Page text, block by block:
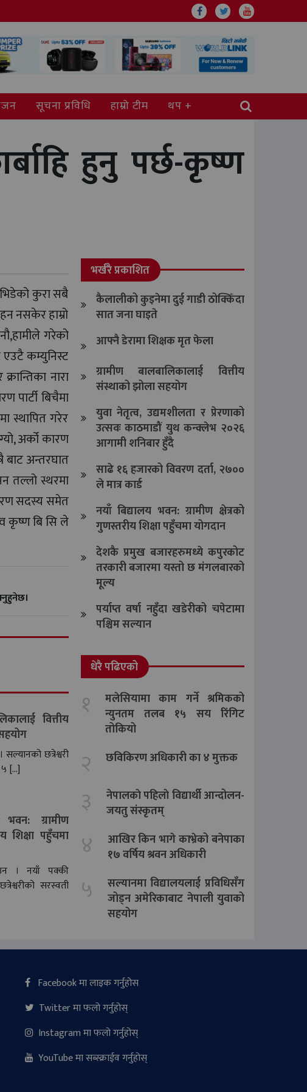
सूचना प्रविधि हाम्रो टीम थप
हुनु पर्छ-कृष्ण
कुरा सबै
नसकेर हाम्रो
गरेको
एउटै कम्युनिस्ट
नारा
पार्टी बिचैमा
स्थापित गरेर
अर्को कारण
बाट अन्तरघात
तल्लो स्थरमा
सदस्य समेत
कृष्ण बि सि ले
वित्तीय
छत्रेश्वरी
५ […]
भवन: ग्रामीण
शिक्षा पहुँचमा
। नयाँ पक्की
सरस्वती
भर्खरै प्रकाशित
कैलालीको कुइनेमा दुई गाडी ठोक्किँदा
सात जना घाइते
आफ्नै डेरामा शिक्षक मृत फेला
ग्रामीण बालबालिकालाई वित्तीय
संस्थाको झोला सहयोग
युवा नेतृत्व, उद्यमशीलता र प्रेरणाको
उत्सवः काठमाडौं युथ कन्क्लेभ २०२६
आगामी शनिबार हुँदै
साढे १६ हजारको विवरण दर्ता, २७००
ले मात्र कार्ड
नयाँ बिद्यालय भवन: ग्रामीण क्षेत्रको
गुणस्तरीय शिक्षा पहुँचमा योगदान
देशकै प्रमुख बजारहरुमध्ये कपुरकोट
तरकारी बजारमा यस्तो छ मंगलबारको
मूल्य
पर्याप्त वर्षा नहुँदा खडेरीको चपेटामा
पश्चिम सल्यान
धेरै पढिएको
१
मलेसियामा काम गर्ने श्रमिकको
न्युनतम तलब १५ सय रिंगिट
तोकियो
२ छविकिरण अधिकारी का ४ मुक्तक
३
नेपालकाे पहिलाे विद्यार्थी आन्दोलन-
जयतु संस्कृतम्‌
४
आखिर किन भागे काभ्रेको बनेपाका
१७ वर्षिय श्रवन अधिकारी
५
सल्यानमा विद्यालयलाई प्रविधिसँग
जोड्न अमेरिकाबाट नेपाली युवाको
सहयोग
Facebook मा लाइक गर्नुहोस
Twitter मा फलो गर्नुहोस्
Instagram मा फलो गर्नुहोस्
YouTube मा सब्स्क्राईव गर्नुहोस्